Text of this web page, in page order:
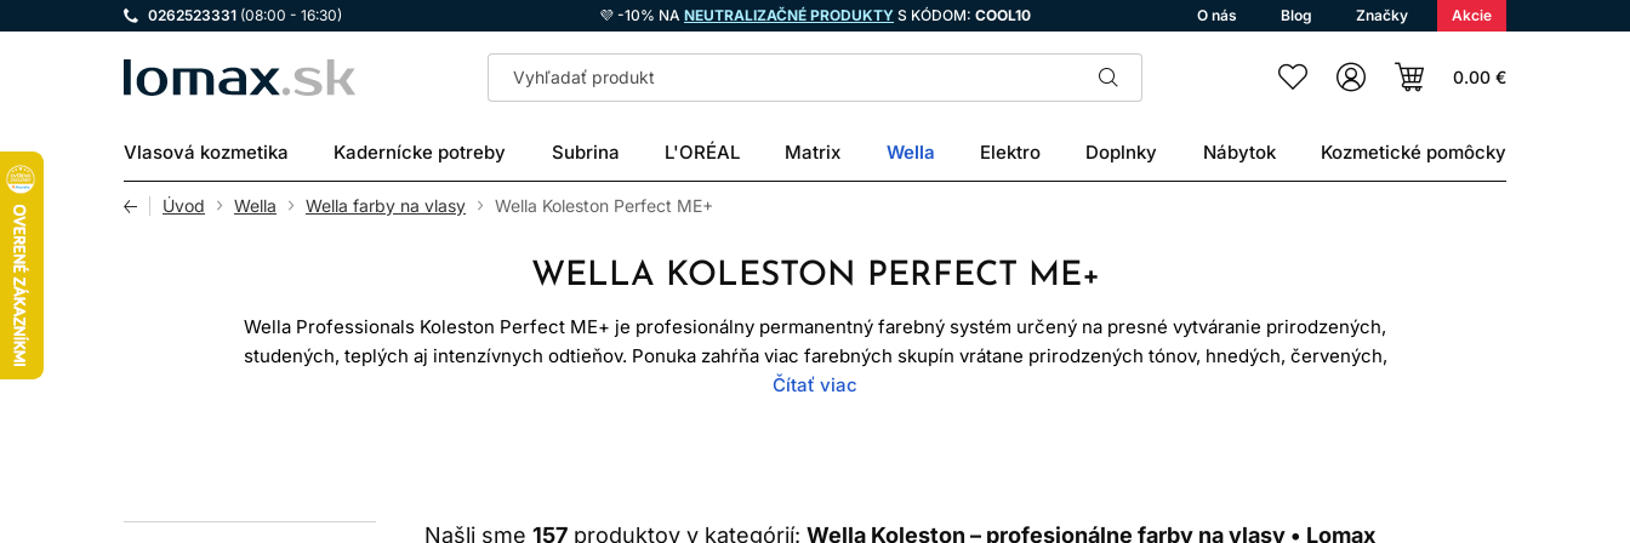
0262523331 (08:00 - 16:30) 💜 -10% NA NEUTRALIZAČNÉ PRODUKTY S KÓDOM: COOL10 O nás Blog Značky Akcie
LOMAX 0.00 €
Vlasová kozmetika Kadernícke potreby Subrina L'ORÉAL Matrix Wella Elektro Doplnky Nábytok Kozmetické pomôcky
Úvod Wella Wella farby na vlasy Wella Koleston Perfect ME+
WELLA KOLESTON PERFECT ME+
Wella Professionals Koleston Perfect ME+ je profesionálny permanentný farebný systém určený na presné vytváranie prirodzených,
studených, teplých aj intenzívnych odtieňov. Ponuka zahŕňa viac farebných skupín vrátane prirodzených tónov, hnedých, červených,
špeciálnych blond a korekčných odtieňov. Profesionálne farby na vlasy z tejto línie sa aktivujú kompatibilným Welloxon Perfect a ich
Čítať viac
Našli sme 157 produktov v kategórií: Wella Koleston – profesionálne farby na vlasy • Lomax